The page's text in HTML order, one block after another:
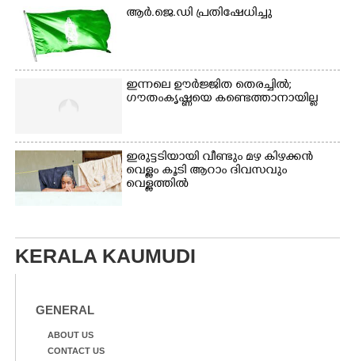
ആർ.ജെ.ഡി പ്രതിഷേധിച്ചു
ഇന്നലെ ഊർജ്ജിത തെരച്ചിൽ;
ഗൗതംകൃഷ്ണയെ കണ്ടെത്താനായില്ല
ഇരുട്ടടിയായി വീണ്ടും മഴ കിഴക്കൻ
വെള്ളം കൂടി ആറാം ദിവസവും
വെള്ളത്തിൽ
KERALA KAUMUDI
GENERAL
ABOUT US
CONTACT US